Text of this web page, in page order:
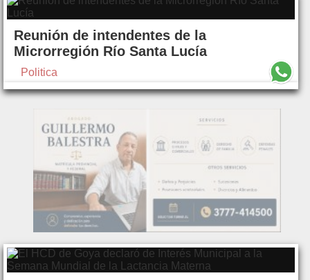
Reunión de intendentes de la
Microrregión Río Santa Lucía
Politica